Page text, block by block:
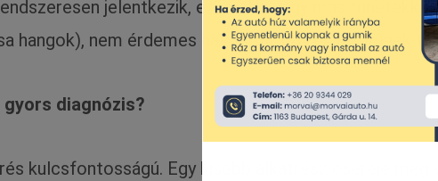
jelentkezik, erősödik, vagy más
hangok), nem érdemes halogatni. Egy egyszerűnek
diagnózis?
kulcsfontosságú. Egy kisebb alkatrész cseréje